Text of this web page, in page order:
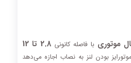
موتوری با فاصله کانونی
2.8 تا 12
بودن لنز به نصاب اجازه می‌دهد